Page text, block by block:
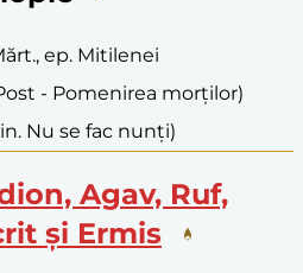
ep. Mitilenei
- Pomenirea morților)
Nu se fac nunți)
Agav, Ruf,
și Ermis